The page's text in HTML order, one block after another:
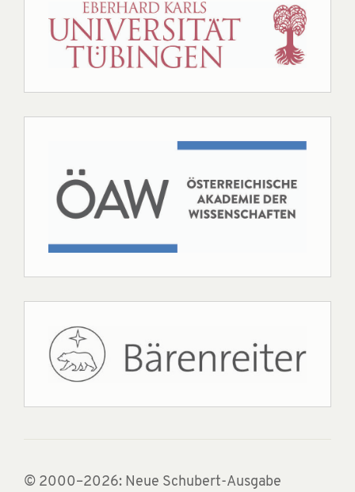
© 2000–2026: Neue Schubert-Ausgabe